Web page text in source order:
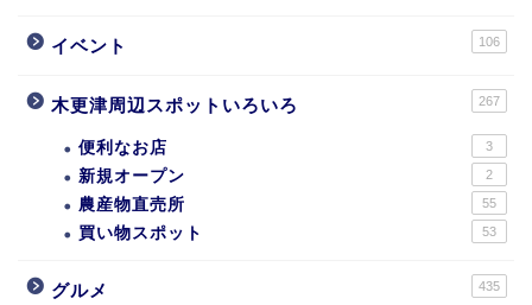
イベント 106
木更津周辺スポットいろいろ 267
便利なお店 3
新規オープン 2
農産物直売所 55
買い物スポット 53
グルメ 435